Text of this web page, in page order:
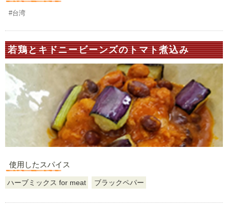
#台湾
若鶏とキドニービーンズのトマト煮込み
使用したスパイス
ハーブミックス for meat ブラックペパー